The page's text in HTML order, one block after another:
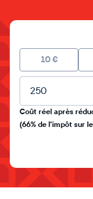
10 €
Montant libre
Coût réel après
(66% de l'impôt sur